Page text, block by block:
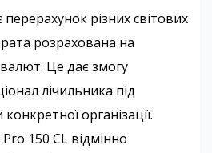
різних світових
розрахована на
Це дає змогу
лічильника під
організації.
150 CL відмінно